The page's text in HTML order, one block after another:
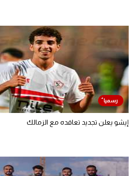
إيشو يعلن تجديد تعاقده مع الزمالك